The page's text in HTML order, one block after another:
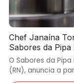
Chef Janaína
Sabores da Pipa
O Sabores da
(RN), anuncia a